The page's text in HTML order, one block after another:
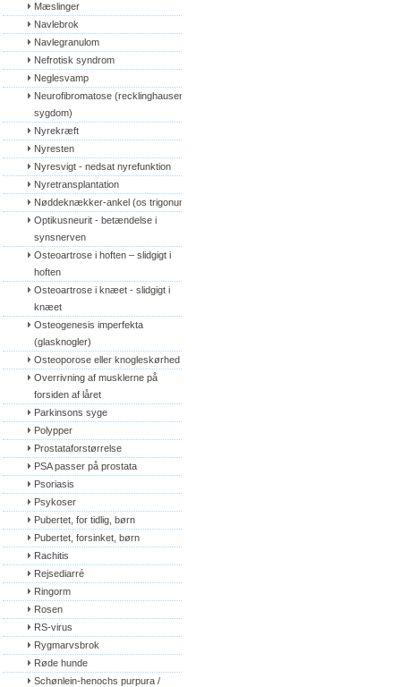
Mæslinger
Navlebrok
Navlegranulom
Nefrotisk syndrom
Neglesvamp
Neurofibromatose (recklinghausens
sygdom)
Nyrekræft
Nyresten
Nyresvigt - nedsat nyrefunktion
Nyretransplantation
Nøddeknækker-ankel (os trigonum)
Optikusneurit - betændelse i
synsnerven
Osteoartrose i hoften – slidgigt i
hoften
Osteoartrose i knæet - slidgigt i
knæet
Osteogenesis imperfekta
(glasknogler)
Osteoporose eller knogleskørhed
Overrivning af musklerne på
forsiden af låret
Parkinsons syge
Polypper
Prostataforstørrelse
PSA passer på prostata
Psoriasis
Psykoser
Pubertet, for tidlig, børn
Pubertet, forsinket, børn
Rachitis
Rejsediarré
Ringorm
Rosen
RS-virus
Rygmarvsbrok
Røde hunde
Schønlein-henochs purpura /